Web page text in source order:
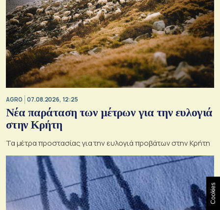
AGRO 07.08.2026, 12:25
Νέα παράταση των μέτρων για την ευλογιά
στην Κρήτη
Τα μέτρα προστασίας για την ευλογιά προβάτων στην Κρήτη
Cookies